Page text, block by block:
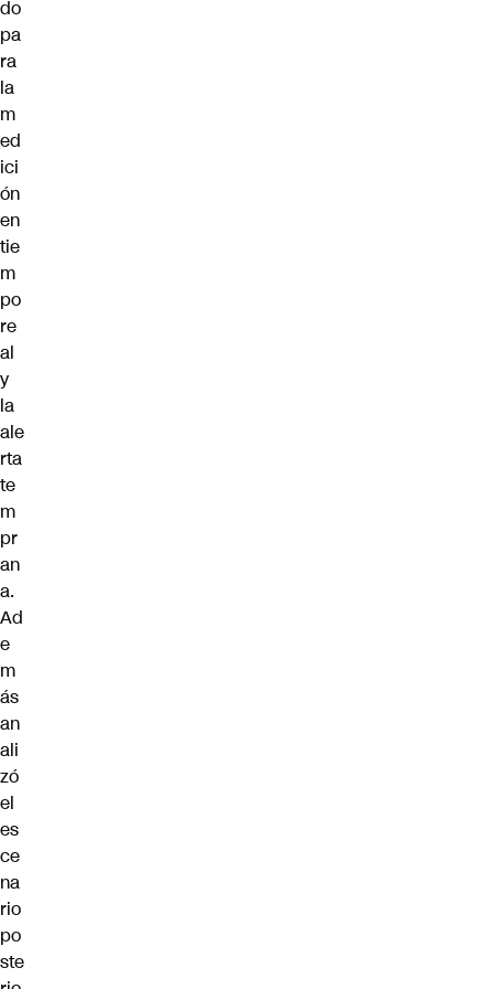
do
pa
ra
la
m
ed
ici
ón
en
tie
m
po
re
al
y
la
ale
rta
te
m
pr
an
a.
Ad
e
m
ás
an
ali
zó
el
es
ce
na
rio
po
ste